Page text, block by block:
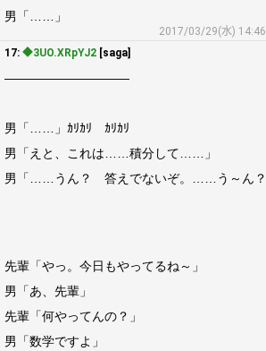
男「……」
2017/03/29(水)
17: ◆3UO.XRpYJ2 [saga]
――――――――――
男「……」ｶﾘｶﾘ ｶﾘｶﾘ
男「えと、これは……積分して……」
男「……うん？ 答えでないぞ。……う～ん？
先輩「やっ。今日もやってるね～」
男「あ、先輩」
先輩「何やってんの？」
男「数学ですよ」